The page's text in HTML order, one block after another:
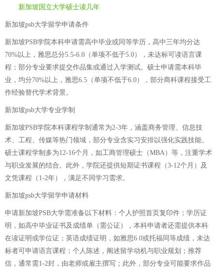
新加坡国立大学硕士读几年
新加坡psb大学留学申请条件
新加坡PSB学院本科申请需高中毕业或同等学历，高中三年均分达
70%以上，雅思总分5.5-6.0（单项不低于5.0），未达标可读语言课
程；部分专业要求提交作品集或通过入学测试。硕士申请需本科毕
业，均分70%以上，雅思6.5（单项不低于6.0），部分商科课程接受工
作经验替代学术背景。
新加坡psb大学专业学制
新加坡PSB学院本科课程学制通常为2-3年，涵盖商务管理、信息技
术、工程、传媒等热门领域，部分专业含实习安排以强化实践技能。
硕士课程学制多为12-16个月，如工商管理硕士（MBA）等，注重学术
与职业发展的结合。此外，学院还提供短期证书课程（3-12个月）及
文凭课程（1-2年），满足不同学习需求。
新加坡psb大学留学申请材料
申请新加坡PSB大学需准备以下材料：个人护照首页复印件；学历证
明，如高中毕业证书及成绩单（需公证），本科申请者还需提供本科
在读证明或学位证；英语成绩证明，如雅思6.0或托福同等成绩，未达
标者可申请语言课程；个人陈述，阐述留学动机与职业规划；推荐
信，通常需1-2封，由老师或雇主撰写；此外，部分专业可能要求作品